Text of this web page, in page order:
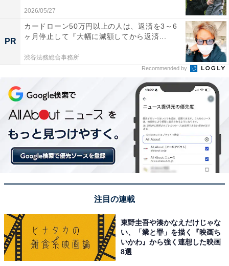
【千葉県】各駅停車しか停まらないのに人気の
駅ランキング！ 2位は「行徳」、1位は？
2026/05/27
PR
カードローン50万円以上の人は、返済を3～6
ヶ月停止して『大幅に減額してから返済...
渋谷法務総合事務所
Recommended by
注目の連載
東野圭吾や湊かなえだけじゃな
い、「業と罪」を描く『映画ち
いかわ』から強く連想した映画
8選